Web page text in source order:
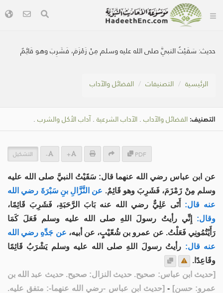
حديث: سَقَيْتُ النبيَّ صلى الله عليه وسلم مِنْ زَمْزَمَ، فَشَرِبَ وهو قَائِمٌ
الرئيسية التصنيفات الفضائل والآداب
التصنيف: الفضائل والآداب . الآداب الشرعية .آداب الأكل والشرب .
PDF
+
- التشكيل
عن ابن عباس رضي الله عنهما قال: سَقَيْتُ النبيَّ صلى الله عليه
وسلم مِنْ زَمْزَمَ، فَشَرِبَ وهو قَائِمٌ. عن النَّزَّالِ بنِ سَبْرَةَ رضي الله
عنه قال: أَتَى عَلِيٌّ رضي الله عنه بَابَ الرَّحَبَةِ، فَشَرِبَ قَائِمًا،
وقال: إِنِّي رأيتُ رسولَ اللهِ صلى الله عليه وسلم فَعَلَ كَمَا
رَأَيْتُمُونِي فَعَلْتُ. عن عمرو بن شُعّيْبٍ، عن أبيه، عن جَدِّهِ رضي الله
عنه قال: رأيتُ رسولَ اللهِ صلى الله عليه وسلم يَشْرَبُ قَائِمًا
وقَاعِدًا.
[حديث ابن عباس: صحيح. حديث النزال: صحيح. حديث عبد الله بن
عمرو: حسن]
-
[حديث ابن عباس -رضي الله عنهما-: متفق عليه.